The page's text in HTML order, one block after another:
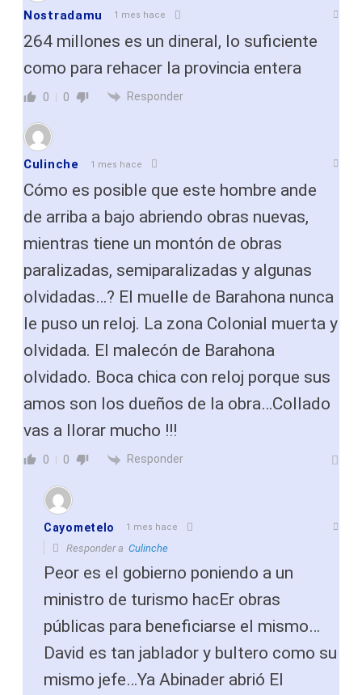
Nostradamu 1 mes hace
264 millones es un dineral, lo suficiente
como para rehacer la provincia entera
0 0 Responder
Culinche 1 mes hace
Cómo es posible que este hombre ande
de arriba a bajo abriendo obras nuevas,
mientras tiene un montón de obras
paralizadas, semiparalizadas y algunas
olvidadas…? El muelle de Barahona nunca
le puso un reloj. La zona Colonial muerta y
olvidada. El malecón de Barahona
olvidado. Boca chica con reloj porque sus
amos son los dueños de la obra…Collado
vas a llorar mucho !!!
0 0 Responder
Cayometelo 1 mes hace
Responder a Culinche
Peor es el gobierno poniendo a un
ministro de turismo hacEr obras
públicas para beneficiarse el mismo…
David es tan jablador y bultero como su
mismo jefe…Ya Abinader abrió El